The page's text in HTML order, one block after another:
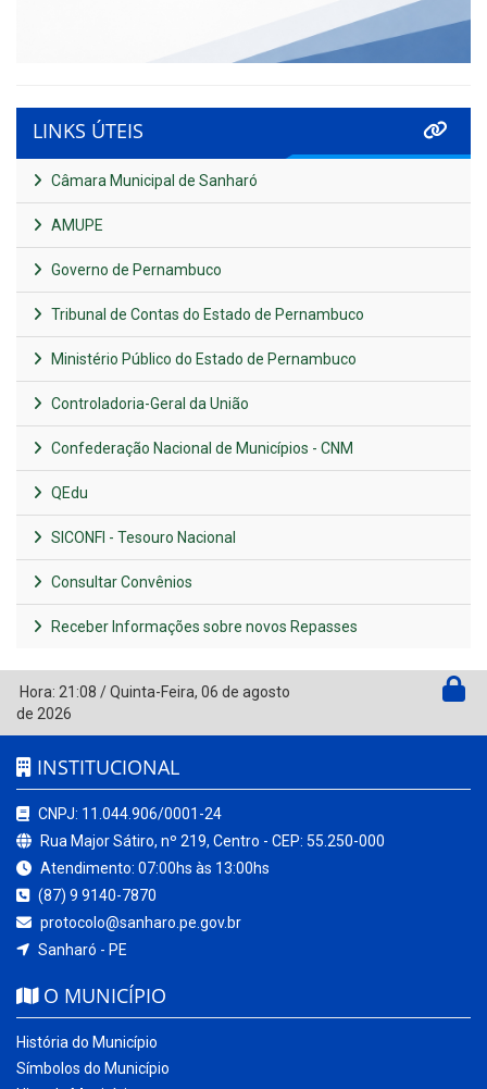
LINKS ÚTEIS
Câmara Municipal de Sanharó
AMUPE
Governo de Pernambuco
Tribunal de Contas do Estado de Pernambuco
Ministério Público do Estado de Pernambuco
Controladoria-Geral da União
Confederação Nacional de Municípios - CNM
QEdu
SICONFI - Tesouro Nacional
Consultar Convênios
Receber Informações sobre novos Repasses
Hora: 21:08 /Quinta-Feira, 06 de agosto
de 2026
INSTITUCIONAL
CNPJ: 11.044.906/0001-24
Rua Major Sátiro, nº 219, Centro - CEP: 55.250-000
Atendimento: 07:00hs às 13:00hs
(87) 9 9140-7870
protocolo@sanharo.pe.gov.br
Sanharó - PE
O MUNICÍPIO
História do Município
Símbolos do Município